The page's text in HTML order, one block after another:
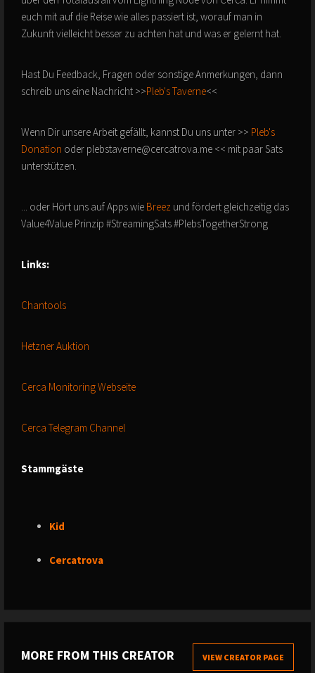
euch mit auf die Reise wie alles passiert ist, worauf man in
Zukunft vielleicht besser zu achten hat und was er gelernt hat.
Hast Du Feedback, Fragen oder sonstige Anmerkungen, dann
schreib uns eine Nachricht >>⁠⁠Pleb's Taverne⁠⁠<<
Wenn Dir unsere Arbeit gefällt, kannst Du uns unter >> ⁠⁠ Pleb's
Donation⁠⁠ oder plebstaverne@cercatrova.me << mit paar Sats
unterstützen.
... oder Hört uns auf Apps wie ⁠⁠ Breez⁠⁠ und fördert gleichzeitig das
Value4Value Prinzip #StreamingSats #PlebsTogetherStrong
Links:
Chantools
Hetzner Auktion
Cerca Monitoring Webseite
Cerca Telegram Channel
Stammgäste
Kid
Cercatrova
MORE FROM THIS CREATOR VIEW CREATOR PAGE